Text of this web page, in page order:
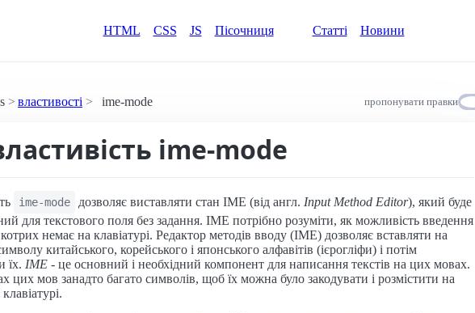
HTML
CSS JS Пісочниця Статті Новини
властивості ime-mode пропонувати правки
ime-mode
ime-mode дозволяє виставляти стан IME (від англ. Input Method Editor), який буде
для текстового поля без задання. IME потрібно розуміти, як можливість введення
немає на клавіатурі. Редактор методів вводу (IME) дозволяє вставляти на
китайського, корейського і японського алфавітів (ієрогліфи) і потім
їх. IME - це основний і необхідний компонент для написання текстів на цих мовах.
цих мов занадто багато символів, щоб їх можна було закодувати і розмістити на